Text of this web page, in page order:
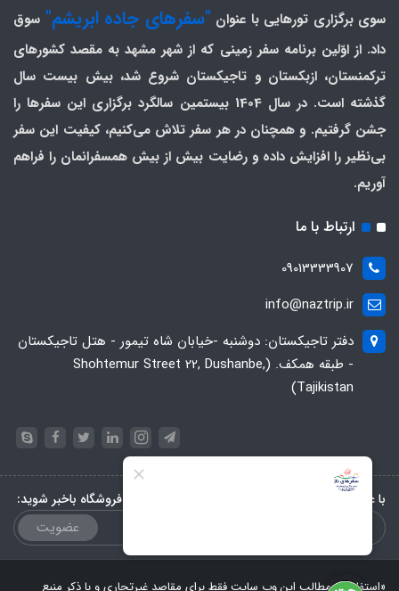
سوی برگزاری تورهایی با عنوان "سفرهای جاده ابریشم" سوق
داد. از اوّلین برنامه سفر زمینی که از شهر مشهد به مقصد کشورهای
ترکمنستان، ازبکستان و تاجیکستان شروع شد، بیش بیست سال
گذشته است. در سال 1404 بیستمین سالگرد برگزاری این سفرها را
جشن گرفتیم. و همچنان در هر سفر تلاش می‌کنیم، کیفیت این سفر
بی‌نظیر را افزایش داده و رضایت بیش از بیش همسفرانمان را فراهم
آوریم.
ارتباط با ما
09013333907
info@naztrip.ir
دفتر تاجیکستان: دوشنبه -خیابان شاه تیمور - هتل تاجیکستان
- طبقه همکف. (Shohtemur Street 22, Dushanbe,
Tajikistan)
با عضویت در خبرنامه، از تخفیف‌ها و جدیدترین‌های فروشگاه باخبر شوید:
عضویت